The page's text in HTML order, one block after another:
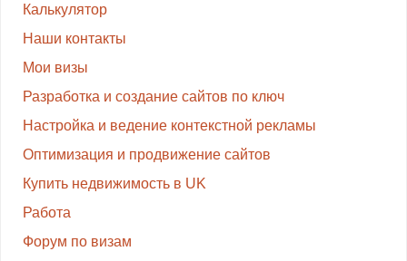
Калькулятор
Наши контакты
Мои визы
Разработка и создание сайтов по ключ
Настройка и ведение контекстной рекламы
Оптимизация и продвижение сайтов
Купить недвижимость в UK
Работа
Форум по визам